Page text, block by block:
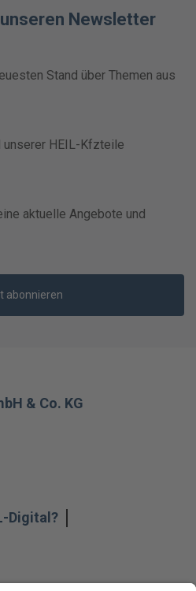
Newsletter
Stand über Themen aus
unserer HEIL-Kfzteile
aktuelle Angebote und
abonnieren
& Co. KG
Digital?